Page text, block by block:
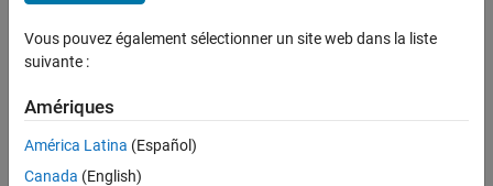
La nouvelle intégration permet les workflows
Renesas RA et RH850, facilitant la génération
de code, le déploiement et l'exécution sur
hardware, pour une validation et une itération
Vous pouvez également sélectionner un site web dans la liste
suivante :
Amériques
América Latina (Español)
Canada (English)